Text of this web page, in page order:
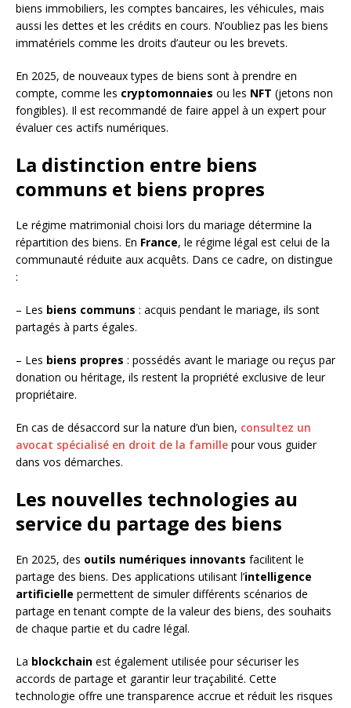
biens immobiliers, les comptes bancaires, les véhicules, mais
aussi les dettes et les crédits en cours. N’oubliez pas les biens
immatériels comme les droits d’auteur ou les brevets.
En 2025, de nouveaux types de biens sont à prendre en
compte, comme les cryptomonnaies ou les NFT (jetons non
fongibles). Il est recommandé de faire appel à un expert pour
évaluer ces actifs numériques.
La distinction entre biens
communs et biens propres
Le régime matrimonial choisi lors du mariage détermine la
répartition des biens. En France, le régime légal est celui de la
communauté réduite aux acquêts. Dans ce cadre, on distingue
:
– Les biens communs : acquis pendant le mariage, ils sont
partagés à parts égales.
– Les biens propres : possédés avant le mariage ou reçus par
donation ou héritage, ils restent la propriété exclusive de leur
propriétaire.
En cas de désaccord sur la nature d’un bien, consultez un
avocat spécialisé en droit de la famille pour vous guider
dans vos démarches.
Les nouvelles technologies au
service du partage des biens
En 2025, des outils numériques innovants facilitent le
partage des biens. Des applications utilisant l’intelligence
artificielle permettent de simuler différents scénarios de
partage en tenant compte de la valeur des biens, des souhaits
de chaque partie et du cadre légal.
La blockchain est également utilisée pour sécuriser les
accords de partage et garantir leur traçabilité. Cette
technologie offre une transparence accrue et réduit les risques